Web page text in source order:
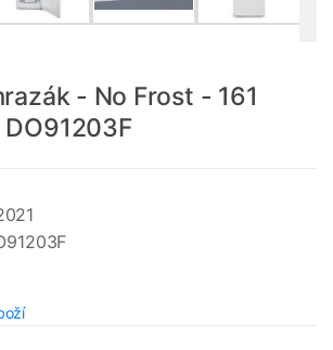
- No Frost - 161